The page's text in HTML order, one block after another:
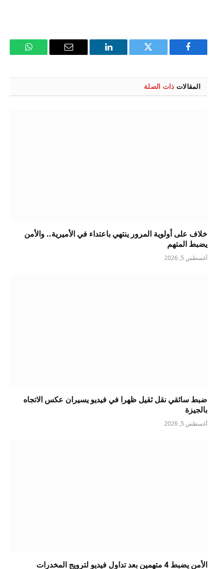
فيسبوك تويتر لينكدإن
البريد
واتساب
المقالات ذات الصلة
خلاف على أولوية المرور ينتهي باعتداء في الأميرية.. والأمن
يضبط المتهم
أغسطس 5, 2026
ضبط سائقي نقل ثقيل ظهرا في فيديو يسيران عكس الاتجاه
بالجيزة
أغسطس 5, 2026
الأمن يضبط 4 متهمين بعد تداول فيديو لترويج المخدرات